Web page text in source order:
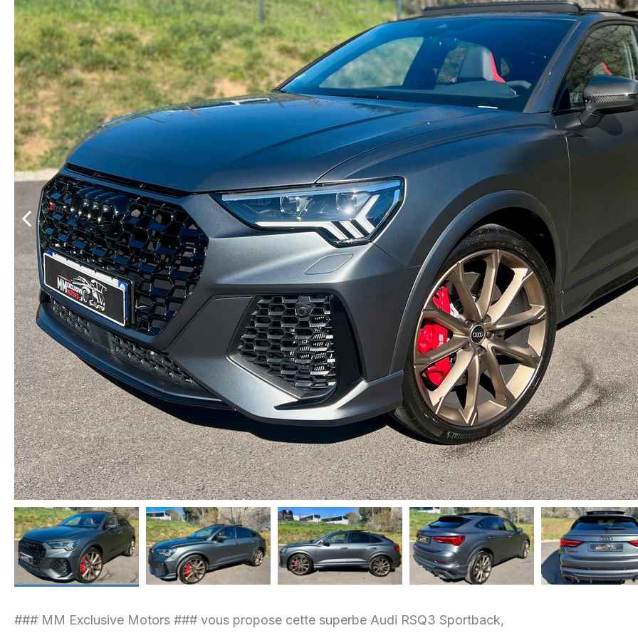
### MM Exclusive Motors ### vous propose cette superbe Audi RSQ3 Sportback,